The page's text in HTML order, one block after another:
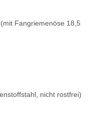
Fangriemenöse 18,5
nicht rostfrei)